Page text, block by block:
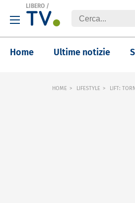
LIBERO /
Home Ultime notizie
HOME LIFESTYLE LIFT: